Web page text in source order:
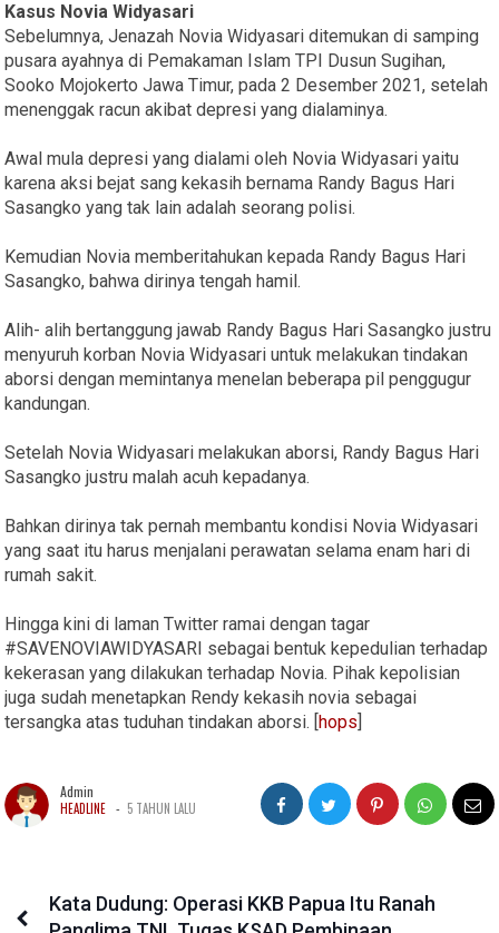
Kasus Novia Widyasari
Sebelumnya, Jenazah Novia Widyasari ditemukan di samping
pusara ayahnya di Pemakaman Islam TPI Dusun Sugihan,
Sooko Mojokerto Jawa Timur, pada 2 Desember 2021, setelah
menenggak racun akibat depresi yang dialaminya.
Awal mula depresi yang dialami oleh Novia Widyasari yaitu
karena aksi bejat sang kekasih bernama Randy Bagus Hari
Sasangko yang tak lain adalah seorang polisi.
Kemudian Novia memberitahukan kepada Randy Bagus Hari
Sasangko, bahwa dirinya tengah hamil.
Alih- alih bertanggung jawab Randy Bagus Hari Sasangko justru
menyuruh korban Novia Widyasari untuk melakukan tindakan
aborsi dengan memintanya menelan beberapa pil penggugur
kandungan.
Setelah Novia Widyasari melakukan aborsi, Randy Bagus Hari
Sasangko justru malah acuh kepadanya.
Bahkan dirinya tak pernah membantu kondisi Novia Widyasari
yang saat itu harus menjalani perawatan selama enam hari di
rumah sakit.
Hingga kini di laman Twitter ramai dengan tagar
#SAVENOVIAWIDYASARI sebagai bentuk kepedulian terhadap
kekerasan yang dilakukan terhadap Novia. Pihak kepolisian
juga sudah menetapkan Rendy kekasih novia sebagai
tersangka atas tuduhan tindakan aborsi. [ hops
Admin
HEADLINE - 5 TAHUN LALU
Kata Dudung: Operasi KKB Papua Itu Ranah